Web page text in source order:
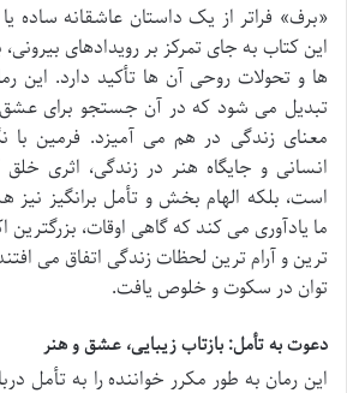
«برف» فراتر از یک داستان عاشقانه ساده
این کتاب به جای تمرکز بر رویدادهای
ها و تحولات روحی آن ها تأکید دارد. این
تبدیل می شود که در آن جستجو برای عشق
معنای زندگی در هم می آمیزد. فرمین با
انسانی و جایگاه هنر در زندگی، اثری
است، بلکه الهام بخش و تأمل برانگیز
ما یادآوری می کند که گاهی اوقات،
ترین و آرام ترین لحظات زندگی اتفاق می
توان در سکوت و خلوص یافت.
دعوت به تأمل: بازتاب زیبایی، عشق و هنر
این رمان به طور مکرر خواننده را به تأمل